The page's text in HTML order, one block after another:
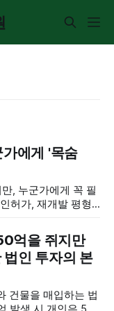
에게 '목숨
, 누군가에게 꼭 필
허가, 재개발 평형
억을 쥐지만
인 투자의 본
건물을 매입하는 법